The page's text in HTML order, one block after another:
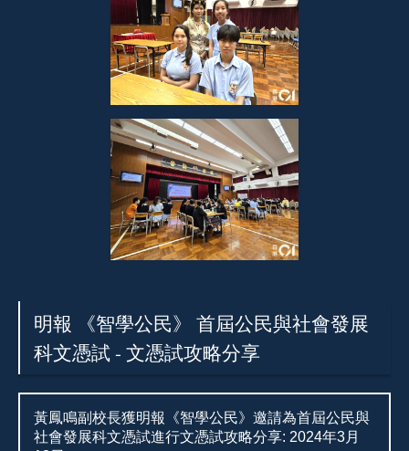
明報 《智學公民》 首屆公民與社會發展
科文憑試 - 文憑試攻略分享
黃鳳鳴副校長獲明報《智學公民》邀請為首屆公民與
社會發展科文憑試進行文憑試攻略分享: 2024年3月